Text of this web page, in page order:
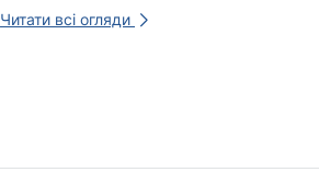
Читати всі огляди